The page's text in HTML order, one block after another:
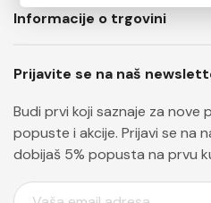
Prijavite se na naš
Budi prvi koji saznaje za nove
popuste i akcije. Prijavi se na
dobijaš 5% popusta na prvu
E
Informacije o trgovini